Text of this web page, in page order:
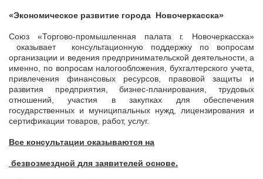
«Экономическое развитие города Новочеркасска»
Союз «Торгово-промышленная палата г. Новочеркасска»
оказывает консультационную поддержку по вопросам
организации и ведения предпринимательской деятельности, а
именно, по вопросам налогообложения, бухгалтерского учета,
привлечения финансовых ресурсов, правовой защиты и
развития предприятия, бизнес-планирования, трудовых
отношений, участия в закупках для обеспечения
государственных и муниципальных нужд, лицензирования и
сертификации товаров, работ, услуг.
Все консультации оказываются на
безвозмездной для заявителей основе.